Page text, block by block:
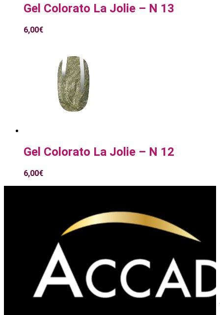
Gel Colorato La Jolie – N 13
6,00€
Gel Colorato La Jolie – N 12
6,00€